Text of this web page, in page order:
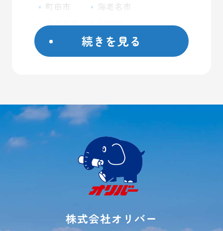
町田市
八王子市
座間市
日野市
厚木市
海老名市
川崎市
藤沢市
屋外コンテナ
大型ガレージ
初めての方へ
よくあるご質問
お荷物運搬サービス
続きを見る
株式会社オリバー